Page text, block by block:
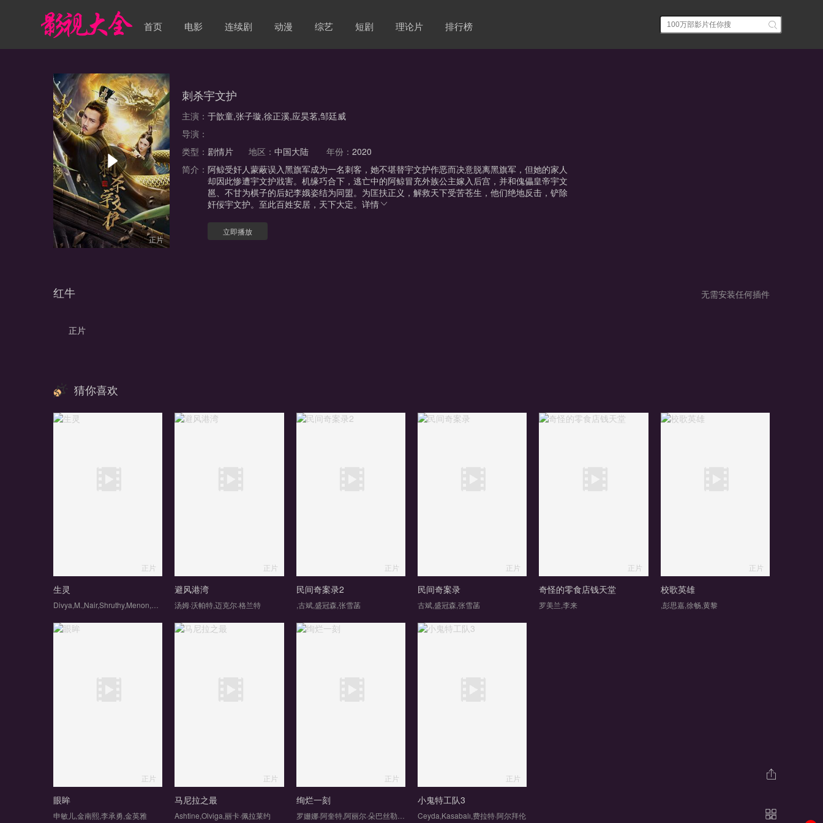
首页 电影 连续剧 动漫 综艺 短剧 理论片 排行榜
正片
刺杀宇文护
主演：于歆童,张子璇,徐正溪,应昊茗,邹廷威
导演：
类型： 剧情片 地区：中国大陆 年份：2020
简介：阿鲸受奸人蒙蔽误入黑旗军成为一名刺客，她不堪替宇文护作恶而决意脱离黑旗军，但她的家人
却因此惨遭宇文护戕害。机缘巧合下，逃亡中的阿鲸冒充外族公主嫁入后宫，并和傀儡皇帝宇文
邕、不甘为棋子的后妃李娥姿结为同盟。为匡扶正义，解救天下受苦苍生，他们绝地反击，铲除
奸佞宇文护。至此百姓安居，天下大定。详情
立即播放
无需安装任何插件
红牛
正片
猜你喜欢
正片
生灵
正片
避风港湾
汤姆·沃帕特,迈克尔·格兰特
正片
民间奇案录2
,古斌,盛冠森,张雪菡
正片
民间奇案录
古斌,盛冠森,张雪菡
正片
奇怪的零食店钱天堂
罗美兰,李来
正片
校歌英雄
,彭思嘉,徐畅,黄黎
正片
眼眸
申敏儿,金南熙,李承勇,金英雅
正片
马尼拉之最
Ashtine,Olviga,丽卡·佩拉莱约
正片
绚烂一刻
正片
小鬼特工队3
Ceyda,Kasabalı,费拉特·阿尔拜伦